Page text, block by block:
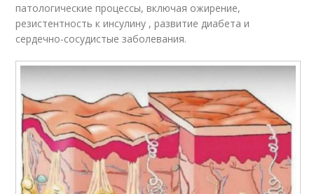
патологические процессы, включая ожирение,
резистентность к инсулину , развитие диабета и
сердечно-сосудистые заболевания.